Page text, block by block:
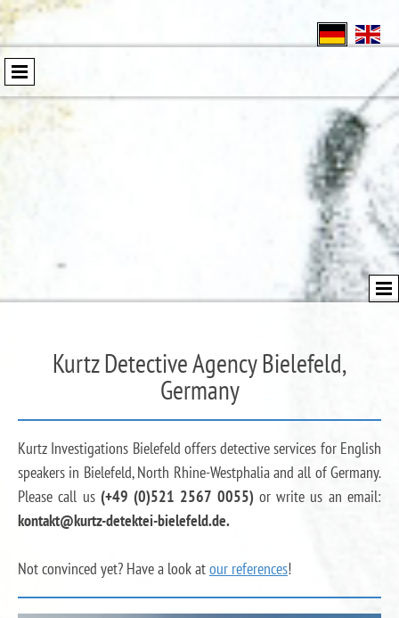
Kurtz Detective Agency Bielefeld,
Germany
Kurtz Investigations Bielefeld offers detective services for English
speakers in Bielefeld, North Rhine-Westphalia and all of Germany.
Please call us (+49 (0)521 2567 0055) or write us an email:
kontakt@kurtz-detektei-bielefeld.de.
Not convinced yet? Have a look atour references!